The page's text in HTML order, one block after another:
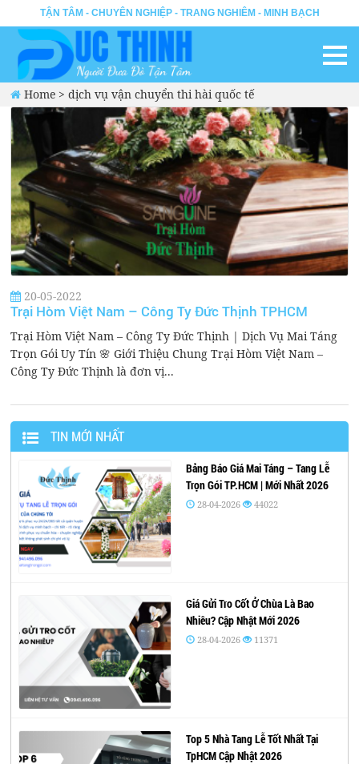
TẬN TÂM - CHUYÊN NGHIỆP - TRANG NGHIÊM - MINH BẠCH
Home >dịch vụ vận chuyển thi hài quốc tế
20-05-2022
Trại Hòm Việt Nam – Công Ty Đức Thịnh TPHCM
Trại Hòm Việt Nam – Công Ty Đức Thịnh | Dịch Vụ Mai Táng
Trọn Gói Uy Tín 🌸 Giới Thiệu Chung Trại Hòm Việt Nam –
Công Ty Đức Thịnh là đơn vị...
TIN MỚI NHẤT
Bảng Báo Giá Mai Táng – Tang Lễ
Trọn Gói TP.HCM | Mới Nhất 2026
28-04-2026 44022
Giá Gửi Tro Cốt Ở Chùa Là Bao
Nhiêu? Cập Nhật Mới 2026
28-04-2026 11371
Top 5 Nhà Tang Lễ Tốt Nhất Tại
TpHCM Cập Nhật 2026